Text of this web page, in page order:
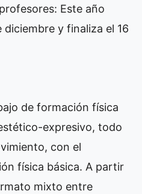
Este año
diciembre y finaliza el 16
de formación física
expresivo, todo
con el
física básica. A partir
mixto entre